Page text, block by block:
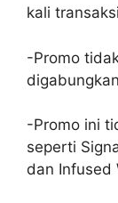
kali
-Promo
-Promo ini
seperti
dan Infused